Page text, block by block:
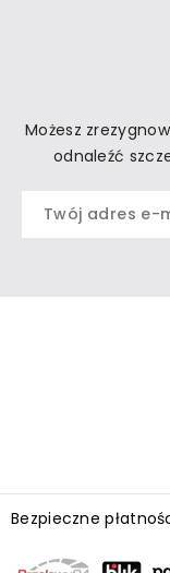
Możesz
odnaleźć
Bezpieczne